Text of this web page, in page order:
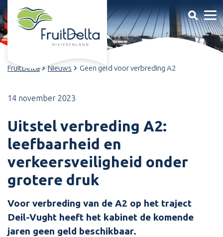
FruitDelta Nieuws Geen geld voor verbreding A2
14 november 2023
Uitstel verbreding A2:
leefbaarheid en
verkeersveiligheid onder
grotere druk
Voor verbreding van de A2 op het traject
Deil-Vught heeft het kabinet de komende
jaren geen geld beschikbaar.